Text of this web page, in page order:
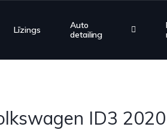
Līzings
Auto
detailing
ID3 2020